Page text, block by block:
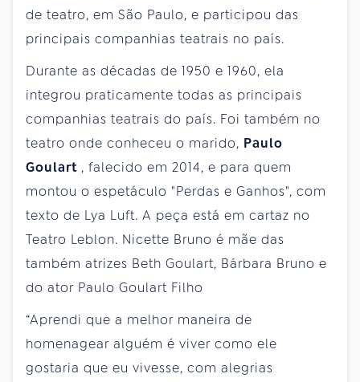
de teatro, em São Paulo, e participou das
principais companhias teatrais no país.
Durante as décadas de 1950 e 1960, ela
integrou praticamente todas as principais
companhias teatrais do país. Foi também no
teatro onde conheceu o marido, Paulo
Goulart , falecido em 2014, e para quem
montou o espetáculo "Perdas e Ganhos", com
texto de Lya Luft. A peça está em cartaz no
Teatro Leblon. Nicette Bruno é mãe das
também atrizes Beth Goulart, Bárbara Bruno e
do ator Paulo Goulart Filho
“Aprendi que a melhor maneira de
homenagear alguém é viver como ele
gostaria que eu vivesse, com alegrias